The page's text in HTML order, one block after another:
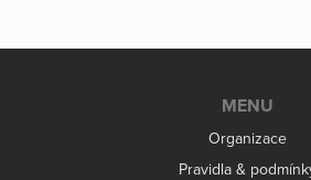
MENU
Organizace
Pravidla &